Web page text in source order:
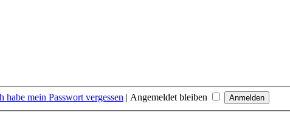
habe mein Passwort vergessen | Angemeldet bleiben